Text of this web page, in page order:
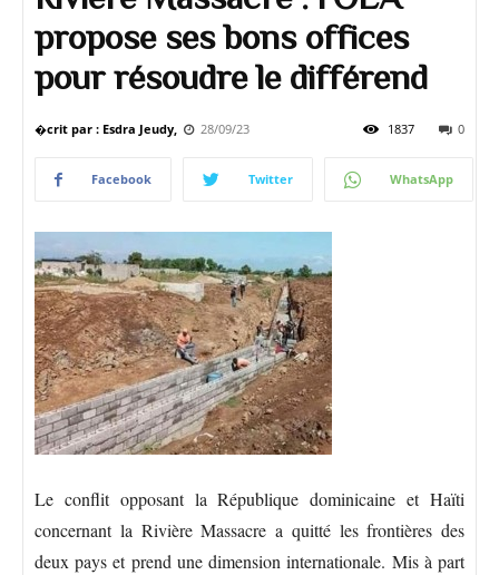
propose ses bons offices
pour résoudre le différend
�crit par : Esdra Jeudy, 28/09/23 0
1837
Facebook Twitter WhatsApp
Le conflit opposant la République dominicaine et Haïti
concernant la Rivière Massacre a quitté les frontières des
deux pays et prend une dimension internationale. Mis à part